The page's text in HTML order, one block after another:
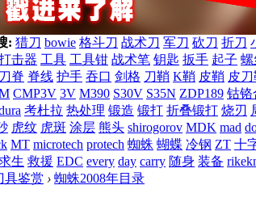
: 猎刀 bowie 格斗刀 战术刀 军刀 砍刀 折刀
击器 工具 工具钳 战术笔 钥匙 扳手 起子 螺
刀脊 脊线 护手 吞口 剑格 刀鞘 K鞘 皮鞘 皮
CMP3V 3V M390 S30V S35N ZDP189 钴铬
考杜拉 热处理 锻造 锻打 折叠锻打 烧刃
虎纹 虎斑 涂层 熊头 shirogorov MDK mad
MT microtech protech 蜘蛛 蝴蝶 冷钢 ZT 十
生 救援 EDC every day carry 随身 装备
具鉴赏 › 蜘蛛2008年目录